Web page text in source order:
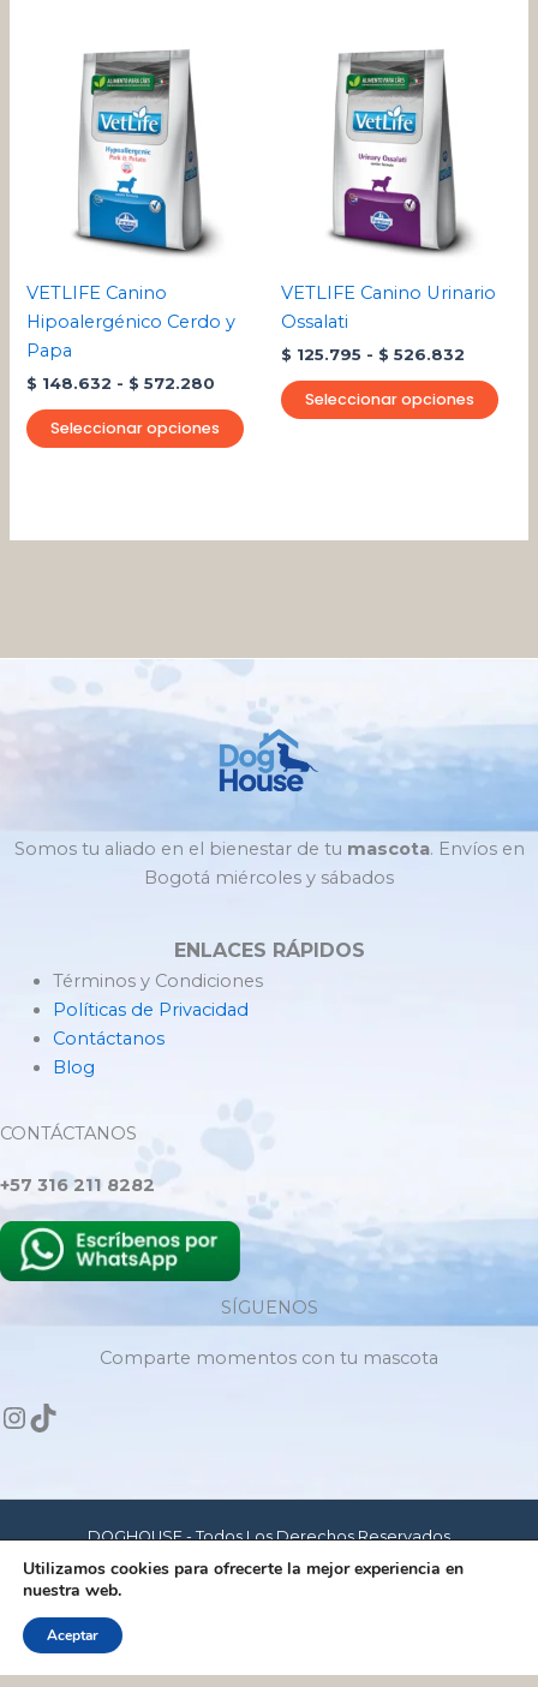
VETLIFE Canino
Hipoalergénico Cerdo y
Papa
$ 148.632 - $ 572.280
Seleccionar opciones
página
de
VETLIFE Canino Urinario
Ossalati
$ 125.795 - $ 526.832
Seleccionar opciones
Somos tu aliado en el bienestar de tu mascota. Envíos en
Bogotá miércoles y sábados
ENLACES RÁPIDOS
Términos y Condiciones
Políticas de Privacidad
Contáctanos
Blog
CONTÁCTANOS
+57 316 211 8282
SÍGUENOS
Comparte momentos con tu mascota
DOGHOUSE - Todos Los Derechos Reservados
Hecho con amor para mascotas felices
Utilizamos cookies para ofrecerte la mejor experiencia en
nuestra web.
Aceptar